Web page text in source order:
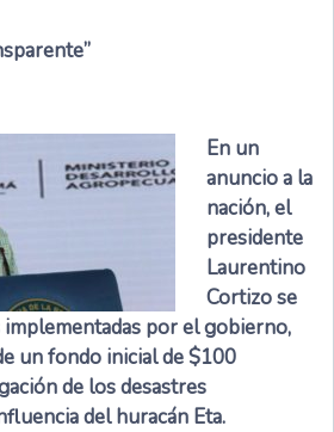
En un
anuncio a la
nación, el
presidente
Laurentino
Cortizo se
por el gobierno,
un fondo inicial de $100
de los desastres
del huracán Eta.